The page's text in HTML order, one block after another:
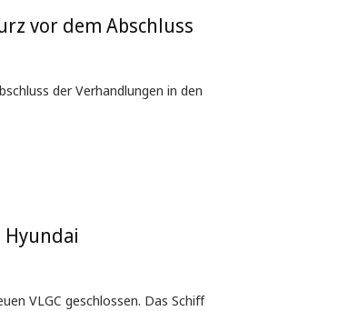
vor dem Abschluss
der Verhandlungen in den
Hyundai
VLGC geschlossen. Das Schiff